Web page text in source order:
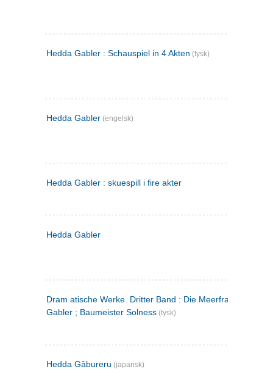
Hedda Gabler : Schauspiel in 4 Akten (tysk)
Hedda Gabler (engelsk)
Hedda Gabler : skuespill i fire akter
Hedda Gabler
Dram atische Werke. Dritter Band : Die Meerfrau ; Hedda
Gabler ; Baumeister Solness (tysk)
Hedda Gâbureru (japansk)